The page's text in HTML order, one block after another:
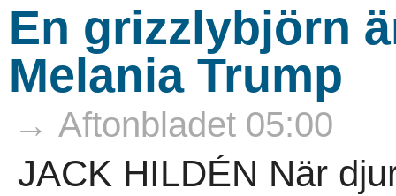
En grizzlybjörn
Melania Trump
→ Aftonbladet 05:00
JACK HILDÉN När